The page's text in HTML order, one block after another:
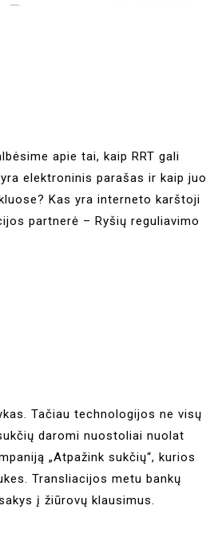
apie tai, kaip RRT gali
elektroninis parašas ir kaip juo
Kas yra interneto karštoji
partnerė – Ryšių reguliavimo
Tačiau technologijos ne visų
daromi nuostoliai nuolat
„Atpažink sukčių“, kurios
Transliacijos metu bankų
į žiūrovų klausimus.